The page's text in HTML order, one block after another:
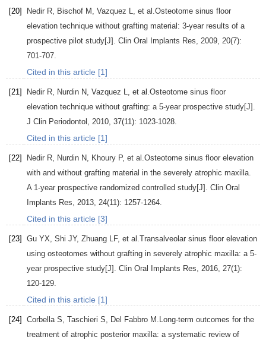
[20] Nedir R, Bischof M , Vazquez L, et al.Osteotome sinus floor
elevation technique without grafting material: 3-year results of a
prospective pilot study[J]. Clin Oral Implants Res, 2009, 20(7):
701-707.
Cited in this article [1]
[21] Nedir R, Nurdin N, Vazquez L, et al.Osteotome sinus floor
elevation technique without grafting: a 5-year prospective study[J].
J Clin Periodontol , 2010, 37(11): 1023-1028.
Cited in this article [1]
[22] Nedir R, Nurdin N, Khoury P, et al.Osteotome sinus floor elevation
with and without grafting material in the severely atrophic maxilla.
A 1-year prospective randomized controlled study[J]. Clin Oral
Implants Res, 2013, 24(11): 1257-1264.
Cited in this article [3]
[23] Gu YX, Shi JY, Zhuang LF, et al.Transalveolar sinus floor elevation
using osteotomes without grafting in severely atrophic maxilla: a 5-
year prospective study[J]. Clin Oral Implants Res, 2016, 27(1):
120-129.
Cited in this article [1]
[24] Corbella S, Taschieri S, Del Fabbro M .Long-term outcomes for the
treatment of atrophic posterior maxilla: a systematic review of